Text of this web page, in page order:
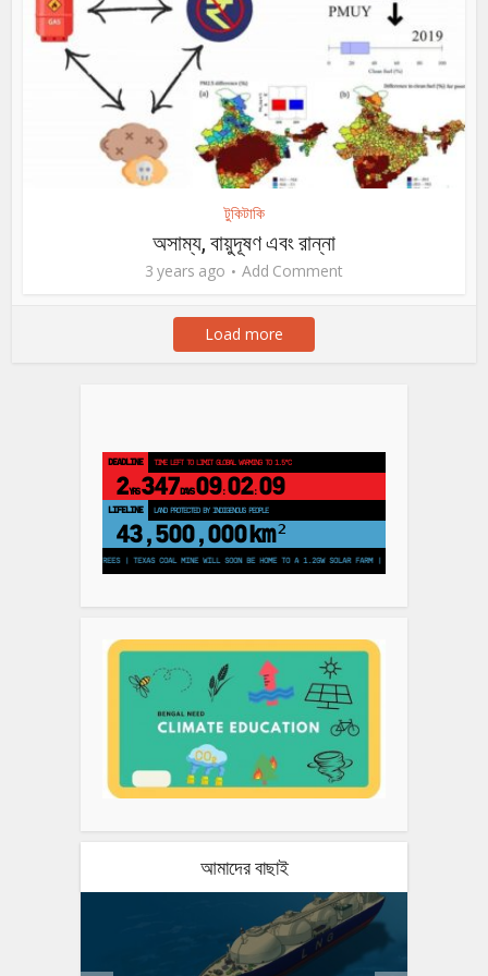
টুকিটাকি
অসাম্য, বায়ুদূষণ এবং রান্না
3 years ago Add Comment
Load more
DEADLINE TIME LEFT TO LIMIT GLOBAL WARMING TO 1.5°C
2YRS 347DAYS 09: 02: 08
LIFELINE LAND PROTECTED BY INDIGENOUS PEOPLE
43,500,000km²
250 MILLION TREES | TEXAS COAL MINE WILL SOON BE HOME TO A 1.2GW SOLAR FARM | CHINA GENERATES LESS THAN
আমাদের বাছাই